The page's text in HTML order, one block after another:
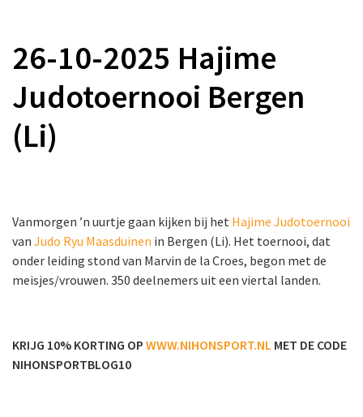
26-10-2025 Hajime
Judotoernooi Bergen
(Li)
Vanmorgen ’n uurtje gaan kijken bij het Hajime Judotoernooi
van Judo Ryu Maasduinen in Bergen (Li). Het toernooi, dat
onder leiding stond van Marvin de la Croes, begon met de
meisjes/vrouwen. 350 deelnemers uit een viertal landen.
KRIJG 10% KORTING OP WWW.NIHONSPORT.NL MET DE CODE
NIHONSPORTBLOG10